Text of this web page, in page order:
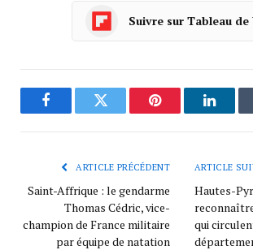
Suivre sur Tableau
FacebookTwitter Pinterest
ARTICLE PRÉCÉDENT
Saint-Affrique : le gendarme
Thomas Cédric, vice-
champion de France militaire
par équipe de natation
ARTICLE
Hautes-
qui